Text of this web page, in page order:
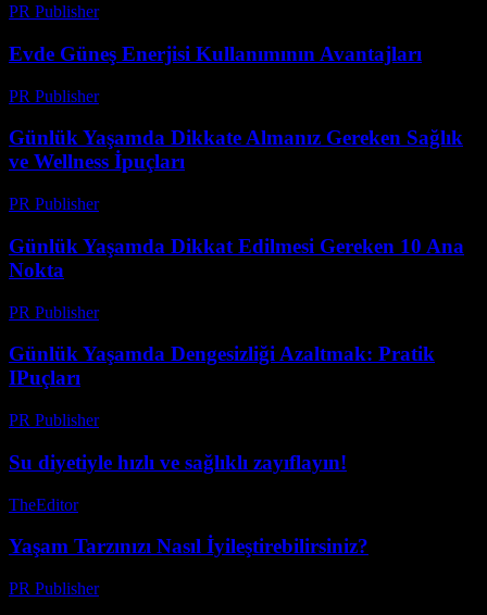
PR Publisher-
Evde Güneş Enerjisi Kullanımının Avantajları
PR Publisher-
Günlük Yaşamda Dikkate Almanız Gereken Sağlık
ve Wellness İpuçları
PR Publisher-
Günlük Yaşamda Dikkat Edilmesi Gereken 10 Ana
Nokta
PR Publisher-
Günlük Yaşamda Dengesizliği Azaltmak: Pratik
IPuçları
PR Publisher-
Su diyetiyle hızlı ve sağlıklı zayıflayın!
TheEditor-
Yaşam Tarzınızı Nasıl İyileştirebilirsiniz?
PR Publisher-